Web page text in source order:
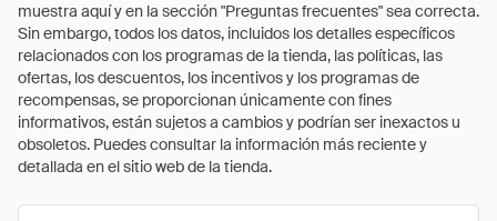
muestra aquí y en la sección "Preguntas frecuentes" sea correcta.
Sin embargo, todos los datos, incluidos los detalles específicos
relacionados con los programas de la tienda, las políticas, las
ofertas, los descuentos, los incentivos y los programas de
recompensas, se proporcionan únicamente con fines
informativos, están sujetos a cambios y podrían ser inexactos u
obsoletos. Puedes consultar la información más reciente y
detallada en el sitio web de la tienda.